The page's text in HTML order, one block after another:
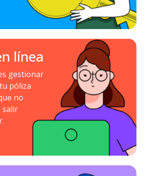
línea
gestionar
póliza
no
salir